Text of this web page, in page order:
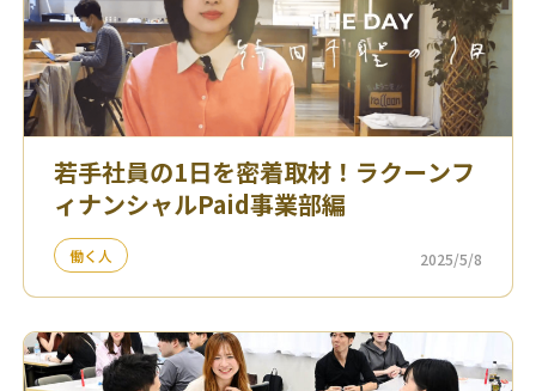
若手社員の1日を密着取材！ラクーンフ
ィナンシャルPaid事業部編
働く人 2025/5/8